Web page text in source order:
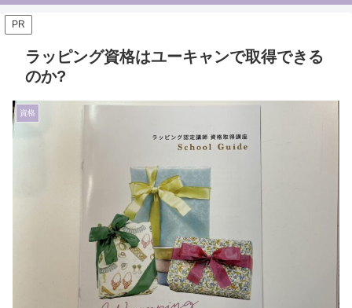
PR
ラッピング資格はユーキャンで取得できる
のか?
資格